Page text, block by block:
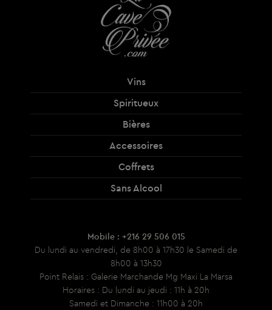
Vins
Spiritueux
Bières
Accessoires
Coffrets
Sans Alcool
Mobile : +216 29 506 015
Du lundi au vendredi, de 8h00 à 17h30 le Samedi de
8h00 à 13h30
Point Relais : Galerie Marchande Mg Maxi La Marsa
Horaires : Du lundi au jeudi : 11h à 20h
Samedi et Dimanche : 11h00 à 20h